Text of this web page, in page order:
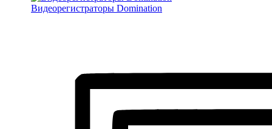
Видеорегистраторы Domination